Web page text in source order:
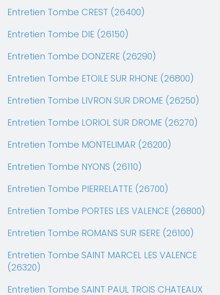
Entretien Tombe CREST (26400)
Entretien Tombe DIE (26150)
Entretien Tombe DONZERE (26290)
Entretien Tombe ETOILE SUR RHONE (26800)
Entretien Tombe LIVRON SUR DROME (26250)
Entretien Tombe LORIOL SUR DROME (26270)
Entretien Tombe MONTELIMAR (26200)
Entretien Tombe NYONS (26110)
Entretien Tombe PIERRELATTE (26700)
Entretien Tombe PORTES LES VALENCE (26800)
Entretien Tombe ROMANS SUR ISERE (26100)
Entretien Tombe SAINT MARCEL LES VALENCE
(26320)
Entretien Tombe SAINT PAUL TROIS CHATEAUX